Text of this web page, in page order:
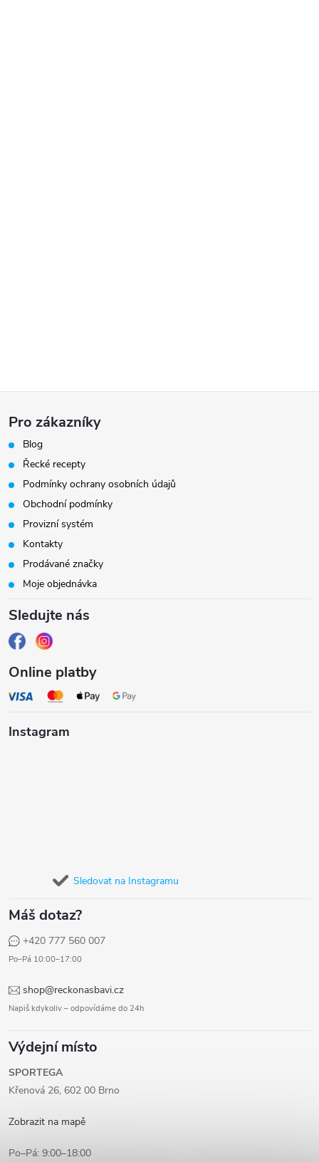
Z
á
p
a
t
Pro zákazníky
Blog
Řecké recepty
Podmínky ochrany osobních údajů
Obchodní podmínky
Provizní systém
Kontakty
Prodávané značky
Moje objednávka
Sledujte nás
Online platby
Instagram
Sledovat na Instagramu
Máš dotaz?
+420 777 560 007
Po–Pá 10:00–17:00
shop@reckonasbavi.cz
Napiš kdykoliv – odpovídáme do 24h
Výdejní místo
SPORTEGA
Křenová 26, 602 00 Brno
Zobrazit na mapě
Po–Pá: 9:00–18:00